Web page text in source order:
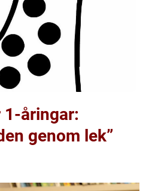
1-åringar:
genom lek”